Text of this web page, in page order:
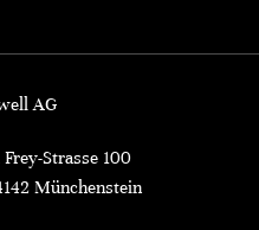
AG
Strasse 100
Münchenstein